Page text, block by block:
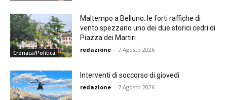
Cronaca/Politica
Maltempo a Belluno: le forti raffiche di
vento spezzano uno dei due storici cedri di
Piazza dei Martiri
redazione - 7 Agosto 2026
Interventi di soccorso di giovedì
redazione - 7 Agosto 2026